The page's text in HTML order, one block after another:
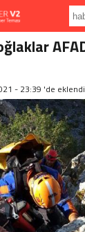
- 23:39 'de